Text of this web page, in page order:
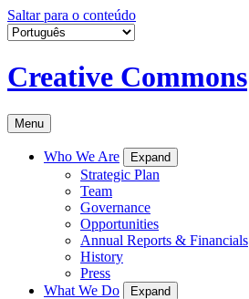
Saltar para o conteúdo
Creative Commons
Menu
Who We Are Expand
Strategic Plan
Team
Governance
Opportunities
Annual Reports & Financials
History
Press
What We Do
Expand